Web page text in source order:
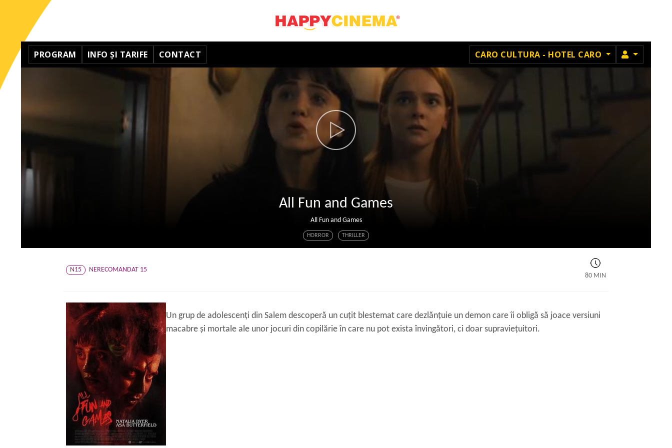
PROGRAM INFO ȘI TARIFE CONTACT CARO CULTURA - HOTEL CARO MEMBRU
All Fun and Games
All Fun and Games
HORROR THRILLER
N15
NERECOMANDAT 15
80 MIN
Un grup de adolescenți din Salem descoperă un cuțit blestemat care dezlănțuie un demon care îi obligă să joace versiuni
macabre și mortale ale unor jocuri din copilărie în care nu pot exista învingători, ci doar supraviețuitori.